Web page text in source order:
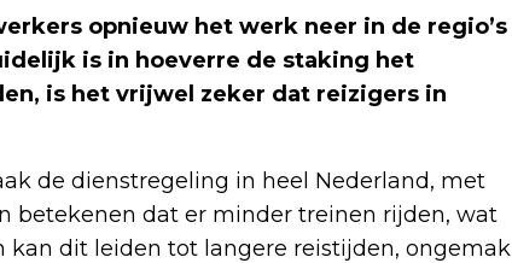
opnieuw het werk neer in de regio’s
is in hoeverre de staking het
is het vrijwel zeker dat reizigers in
de dienstregeling in heel Nederland, met
betekenen dat er minder treinen rijden, wat
kan dit leiden tot langere reistijden, ongemak